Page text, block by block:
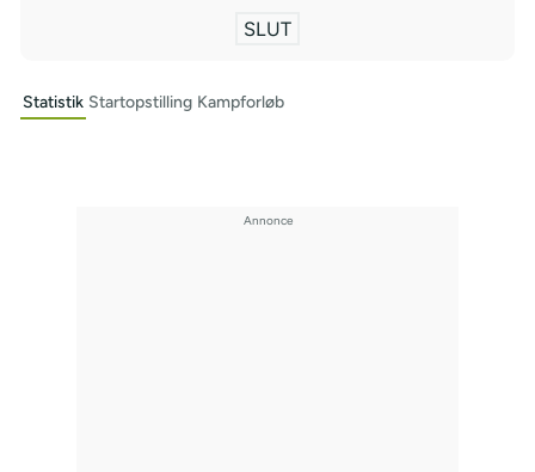
SLUT
Statistik Startopstilling Kampforløb